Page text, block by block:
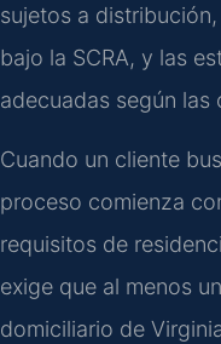
sujetos a
bajo la SCRA, y las
adecuadas según las
Cuando un cliente
proceso comienza
requisitos de
exige que al menos
domiciliario de